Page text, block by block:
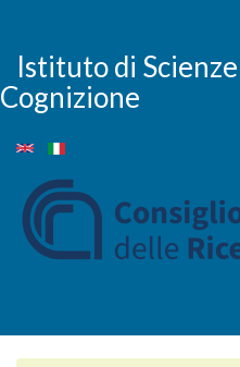
contenuto
principale
Istituto di
Cognizione